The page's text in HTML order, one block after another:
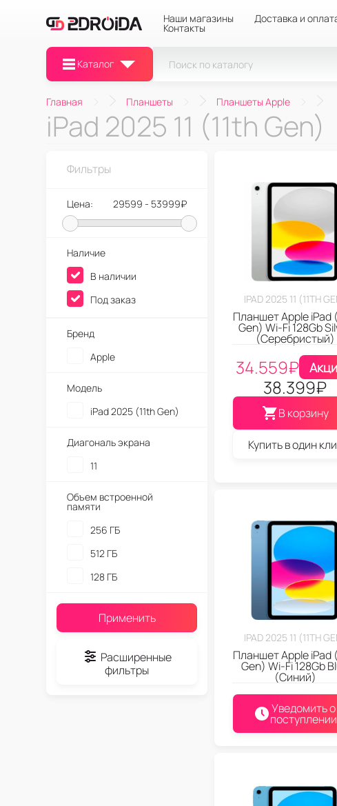
Наши магазины Доставка и
Контакты
Каталог
Главная Планшеты Планшеты Apple
iPad 2025 11 (11th Gen)
IPAD 2025 11 (11TH
Планшет Apple iPad
Gen) Wi-Fi 128Gb
(Серебристый)
34.559₽
38.399₽
В корзину
Купить в один
IPAD 2025 11 (11TH
Планшет Apple iPad
Gen) Wi-Fi 128Gb
(Синий)
Уведомить о
поступлении
Фильтры
Цена: 29599 - 53999₽
Наличие
В наличии
Под заказ
Бренд
Apple
Модель
iPad 2025 (11th Gen)
Диагональ экрана
11
Объем встроенной
памяти
256 ГБ
512 ГБ
128 ГБ
Применить
Расширенные
фильтры